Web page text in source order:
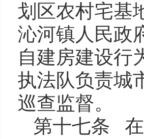
划区农村宅基
沁河镇人民政
自建房建设行
执法队负责城
巡查监督。
第十七条 在